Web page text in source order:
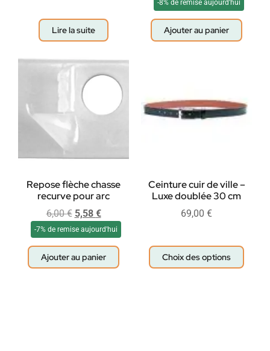
Lire la suite
-8% de remise aujourd'hui
Ajouter au panier
Repose flèche chasse
recurve pour arc
6,00€ 5,58 €
-7% de remise aujourd'hui
Ajouter au panier
Ceinture cuir de ville –
Luxe doublée 30 cm
69,00 €
Choix des options